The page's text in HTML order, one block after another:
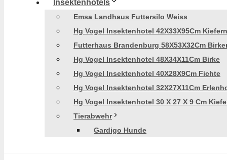
Insektenhotels
Emsa Landhaus Futtersilo Weiss
Hg Vogel Insektenhotel 42X33X95Cm
Futterhaus Brandenburg 58X53X32Cm
Hg Vogel Insektenhotel 48X34X11Cm Birke
Hg Vogel Insektenhotel 40X28X9Cm Fichte
Hg Vogel Insektenhotel 32X27X11Cm
Hg Vogel Insektenhotel 30 X 27 X 9 Cm
Tierabwehr
Gardigo Hunde